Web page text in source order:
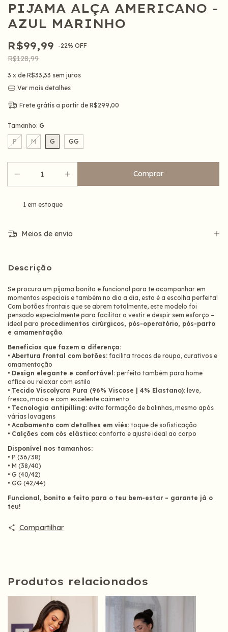
PIJAMA ALÇA AMERICANO -
AZUL MARINHO
R$99,99 -22% OFF
R$128,99
3 x de R$33,33 sem juros
Ver mais detalhes
Frete grátis a partir de R$299,00
Tamanho: G
P M G GG
1em estoque
Meios de envio
Descrição
Se procura um pijama bonito e funcional para te acompanhar em
momentos especiais e também no dia a dia, esta é a escolha perfeita!
Com botões frontais que se abrem totalmente, este modelo foi
pensado especialmente para facilitar o vestir e despir sem esforço –
ideal para procedimentos cirúrgicos, pós-operatório, pós-parto
e amamentação.
Benefícios que fazem a diferença:
• Abertura frontal com botões: facilita trocas de roupa, curativos e
amamentação
• Design elegante e confortável: perfeito também para home
office ou relaxar com estilo
• Tecido Viscolycra Pura (96% Viscose | 4% Elastano): leve,
fresco, macio e com excelente caimento
• Tecnologia antipilling: evita formação de bolinhas, mesmo após
várias lavagens
• Acabamento com detalhes em viés: toque de sofisticação
• Calções com cós elástico: conforto e ajuste ideal ao corpo
Disponível nos tamanhos:
• P (36/38)
• M (38/40)
• G (40/42)
• GG (42/44)
Funcional, bonito e feito para o teu bem-estar – garante já o
teu!
Compartilhar
Produtos relacionados